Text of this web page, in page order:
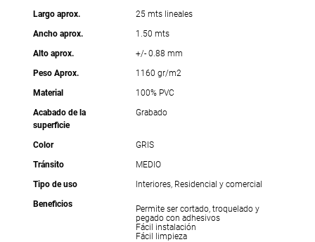
Largo aprox.
25 mts lineales
Ancho aprox.
1.50 mts
Alto aprox.
+/- 0.88 mm
Peso Aprox.
1160 gr/m2
Material
100% PVC
Acabado de la
superficie
Grabado
Color
GRIS
Tránsito
MEDIO
Tipo de uso
Interiores, Residencial y comercial
Beneficios
Permite ser cortado, troquelado y
pegado con adhesivos
Fácil instalación
Fácil limpieza